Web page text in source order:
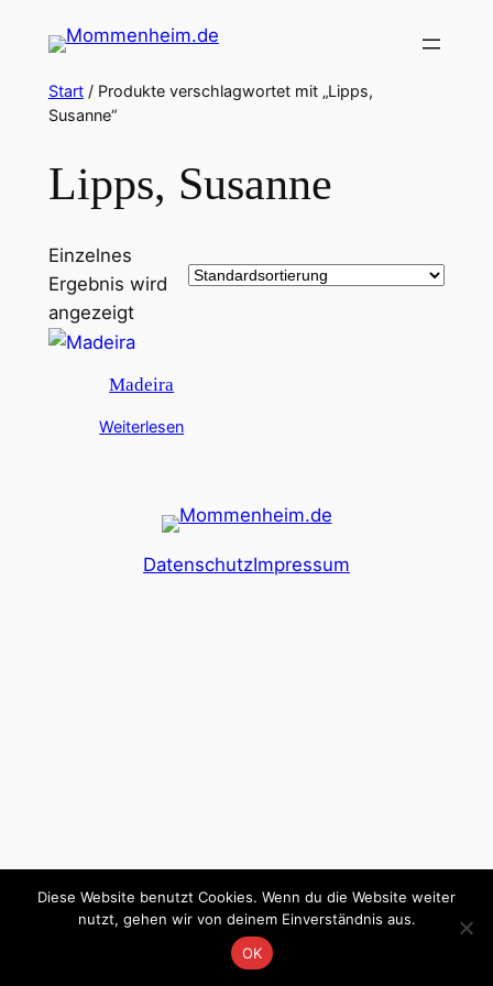
Inhalt
springen
Start/ Produkte verschlagwortet mit „Lipps,
Susanne“
Lipps, Susanne
Einzelnes
Ergebnis wird
angezeigt
Madeira
Weiterlesen
DatenschutzImpressum
Diese Website benutzt Cookies. Wenn du die Website weiter
nutzt, gehen wir von deinem Einverständnis aus.
OK